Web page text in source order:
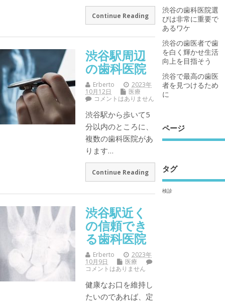
Continue Reading
渋谷駅周辺
の歯科医院
Erberto
2023年
10月12日
医療
コメントはありません
渋谷駅から歩いて5
分以内のところに、
複数の歯科医院があ
ります…
Continue Reading
渋谷駅近く
の信頼でき
る歯科医院
Erberto
2023年
10月9日
医療
コメントはありません
健康なお口を維持し
たいのであれば、定
渋谷の歯科医院選
びは非常に重要で
あるワケ
渋谷の歯医者で歯
を白く輝かせ生活
向上を目指そう
渋谷で最高の歯医
者を見つけるため
に
ページ
タグ
検診